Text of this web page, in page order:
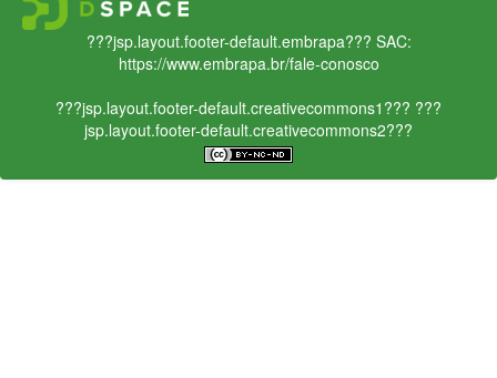
???jsp.layout.footer-default.embrapa??? SAC:
https://www.embrapa.br/fale-conosco
???jsp.layout.footer-default.creativecommons1??? ???
jsp.layout.footer-default.creativecommons2???